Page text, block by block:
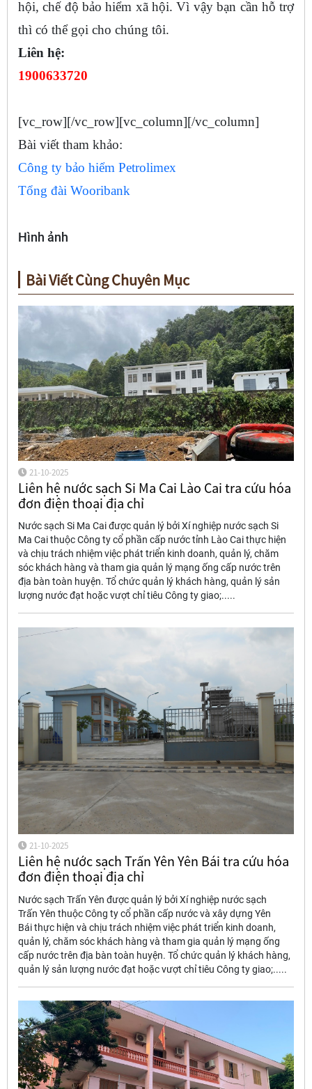
hội, chế độ bảo hiểm xã hội. Vì vậy bạn cần hỗ trợ
thì có thể gọi cho chúng tôi.
Liên hệ:
1900633720
[vc_row][/vc_row][vc_column][/vc_column]
Bài viết tham khảo:
Công ty bảo hiểm Petrolimex
Tổng đài Wooribank
Hình ảnh
Bài Viết Cùng Chuyên Mục
21-10-2025
Liên hệ nước sạch Si Ma Cai Lào Cai tra cứu hóa
đơn điện thoại địa chỉ
Nước sạch Si Ma Cai được quản lý bởi Xí nghiệp nước sạch Si
Ma Cai thuộc Công ty cổ phần cấp nước tỉnh Lào Cai thực hiện
và chịu trách nhiệm việc phát triển kinh doanh, quản lý, chăm
sóc khách hàng và tham gia quản lý mạng ống cấp nước trên
địa bàn toàn huyện. Tổ chức quản lý khách hàng, quản lý sản
lượng nước đạt hoặc vượt chỉ tiêu Công ty giao;.....
21-10-2025
Liên hệ nước sạch Trấn Yên Yên Bái tra cứu hóa
đơn điện thoại địa chỉ
Nước sạch Trấn Yên được quản lý bởi Xí nghiệp nước sạch
Trấn Yên thuộc Công ty cổ phần cấp nước và xây dựng Yên
Bái thực hiện và chịu trách nhiệm việc phát triển kinh doanh,
quản lý, chăm sóc khách hàng và tham gia quản lý mạng ống
cấp nước trên địa bàn toàn huyện. Tổ chức quản lý khách hàng,
quản lý sản lượng nước đạt hoặc vượt chỉ tiêu Công ty giao;.....